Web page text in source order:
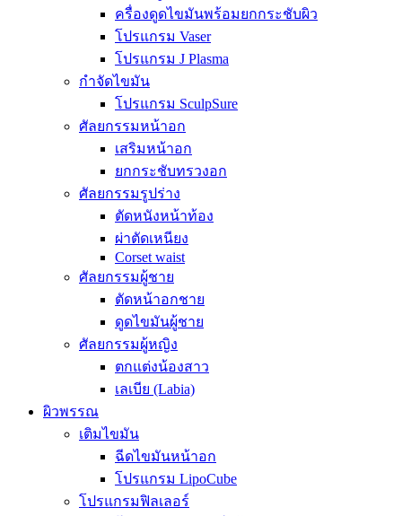
ครื่องดูดไขมันพร้อมยกกระชับผิว
โปรแกรม Vaser
โปรแกรม J Plasma
กำจัดไขมัน
โปรแกรม SculpSure
ศัลยกรรมหน้าอก
เสริมหน้าอก
ยกกระชับทรวงอก
ศัลยกรรมรูปร่าง
ตัดหนังหน้าท้อง
ผ่าตัดเหนียง
Corset waist
ศัลยกรรมผู้ชาย
ตัดหน้าอกชาย
ดูดไขมันผู้ชาย
ศัลยกรรมผู้หญิง
ตกแต่งน้องสาว
เลเบีย (Labia)
ผิวพรรณ
เติมไขมัน
ฉีดไขมันหน้าอก
โปรแกรม LipoCube
โปรแกรมฟิลเลอร์